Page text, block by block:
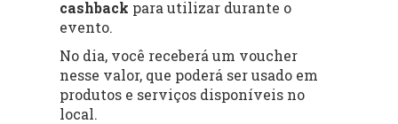
cashback para utilizar durante o
evento.
No dia, você receberá um voucher
nesse valor, que poderá ser usado em
produtos e serviços disponíveis no
local.